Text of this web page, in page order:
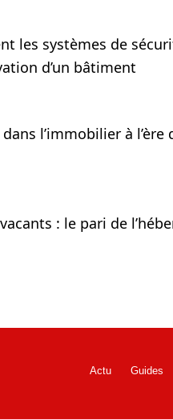
les systèmes de
d’un bâtiment
l’immobilier à
: le pari de
Actu Guides